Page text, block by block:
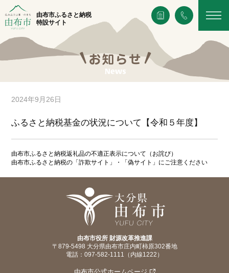
由布市ふるさと納税
特設サイト
2024年9月26日
ふるさと納税基金の状況について【令和５年度】
由布市ふるさと納税返礼品の不適正表示について（お詫び）
由布市ふるさと納税の「詐欺サイト」・「偽サイト」にご注意ください
由布市役所 財源改革推進課
〒879-5498 大分県由布市庄内町柿原302番地
電話：097-582-1111（内線1222）